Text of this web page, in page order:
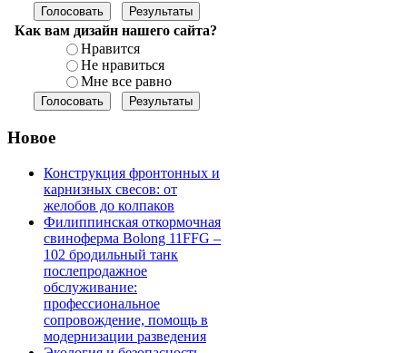
Как вам дизайн нашего сайта?
Нравится
Не нравиться
Мне все равно
Новое
Конструкция фронтонных и
карнизных свесов: от
желобов до колпаков
Филиппинская откормочная
свиноферма Bolong 11FFG –
102 бродильный танк
послепродажное
обслуживание:
профессиональное
сопровождение, помощь в
модернизации разведения